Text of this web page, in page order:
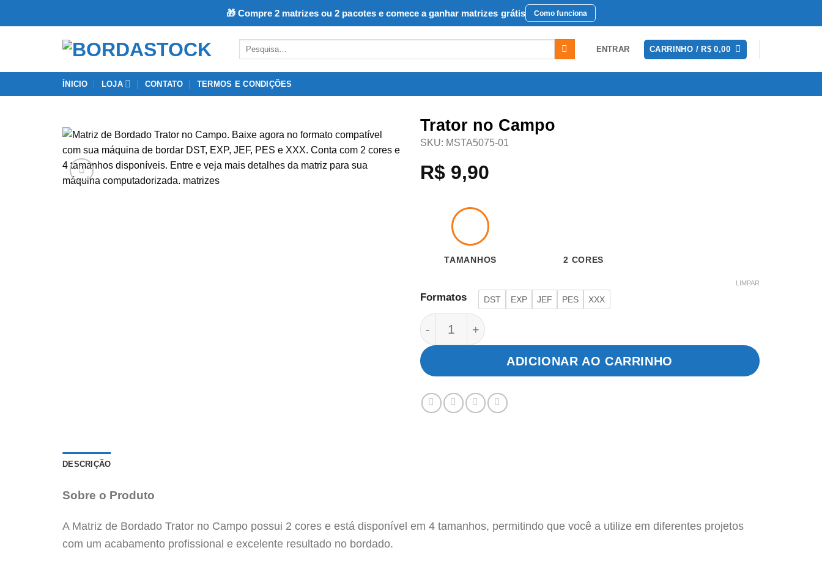
🎁 Compre 2 matrizes ou 2 pacotes e comece a ganhar matrizes grátis Como funciona
Pesquisar
ENTRAR CARRINHO /R$ 0,00
ÍNICIO LOJA CONTATO TERMOS E CONDIÇÕES
Favoritar
Trator no Campo
SKU: MSTA5075-01
R$ 9,90
Formatos DST EXP JEF PES XXX
LIMPAR
Trator no Campo quantidade
ADICIONAR AO CARRINHO
DESCRIÇÃO
Sobre o Produto
A Matriz de Bordado Trator no Campo possui 2 cores e está disponível em 4 tamanhos, permitindo que você a utilize em diferentes projetos
com um acabamento profissional e excelente resultado no bordado.